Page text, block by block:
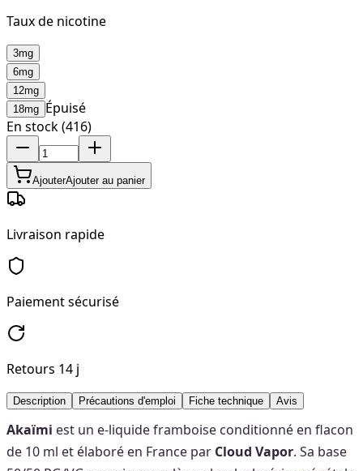
Taux de nicotine
3mg
6mg
12mg
18mg Épuisé
En stock (416)
AjouterAjouter au panier
Livraison rapide
Paiement sécurisé
Retours 14 j
Description Précautions d'emploi Fiche technique Avis
Akaïmi est un e‑liquide framboise conditionné en flacon
de 10 ml et élaboré en France par Cloud Vapor. Sa base